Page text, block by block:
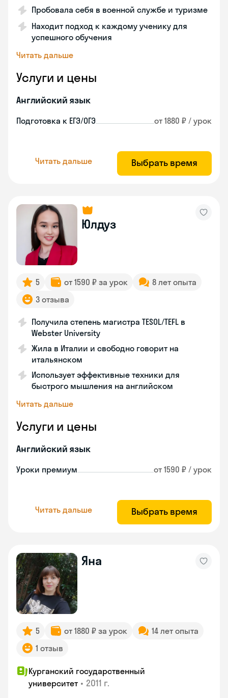
Пробовала себя в военной службе и туризме
Находит подход к каждому ученику для
успешного обучения
Читать дальше
Услуги и цены
Английский язык
Подготовка к ЕГЭ/ОГЭ от 1880 ₽ / урок
Читать дальше Выбрать время
Юлдуз
5 от 1590 ₽ за урок
8 лет опыта
3 отзыва
Получила степень магистра TESOL/TEFL в
Webster University
Жила в Италии и свободно говорит на
итальянском
Использует эффективные техники для
быстрого мышления на английском
Читать дальше
Услуги и цены
Английский язык
Уроки премиум от 1590 ₽ / урок
Читать дальше Выбрать время
Яна
5 от 1880 ₽ за урок
14 лет опыта
1 отзыв
Курганский государственный
университет • 2011 г.